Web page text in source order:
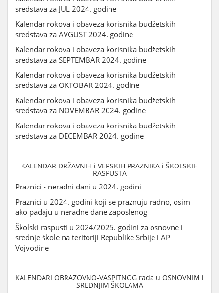
sredstava za JUL 2024. godine
Kalendar rokova i obaveza korisnika budžetskih
sredstava za AVGUST 2024. godine
Kalendar rokova i obaveza korisnika budžetskih
sredstava za SEPTEMBAR 2024. godine
Kalendar rokova i obaveza korisnika budžetskih
sredstava za OKTOBAR 2024. godine
Kalendar rokova i obaveza korisnika budžetskih
sredstava za NOVEMBAR 2024. godine
Kalendar rokova i obaveza korisnika budžetskih
sredstava za DECEMBAR 2024. godine
KALENDAR DRŽAVNIH i VERSKIH PRAZNIKA i ŠKOLSKIH
RASPUSTA
Praznici - neradni dani u 2024. godini
Praznici u 2024. godini koji se praznuju radno, osim
ako padaju u neradne dane zaposlenog
Školski raspusti u 2024/2025. godini za osnovne i
srednje škole na teritoriji Republike Srbije i AP
Vojvodine
KALENDARI OBRAZOVNO-VASPITNOG rada u OSNOVNIM i
SREDNJIM ŠKOLAMA